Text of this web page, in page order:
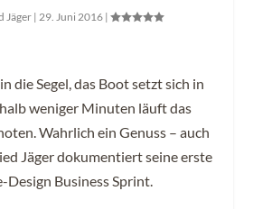
Jäger | 29. Juni 2016 |
die Segel, das Boot setzt sich in
weniger Minuten läuft das
Wahrlich ein Genuss – auch
Jäger dokumentiert seine erste
Design Business Sprint.